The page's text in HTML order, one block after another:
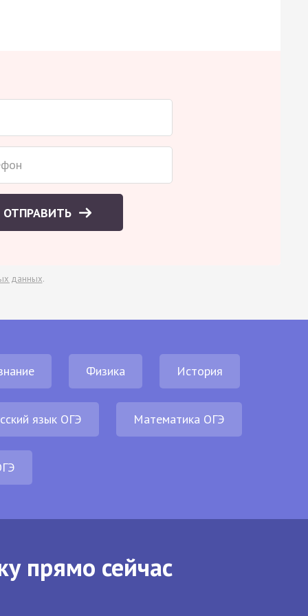
ОТПРАВИТЬ
данных.
Физика История
язык ОГЭ Математика ОГЭ
прямо сейчас